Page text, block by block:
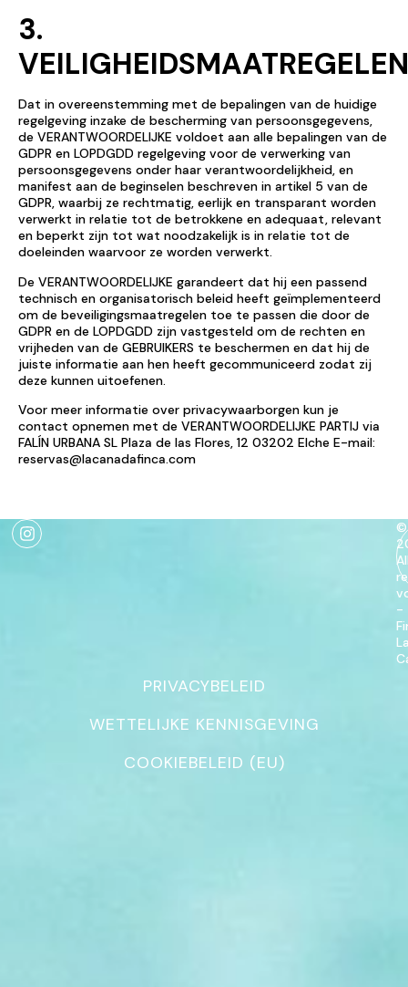
3.
VEILIGHEIDSMAATREGELEN
Dat in overeenstemming met de bepalingen van de huidige
regelgeving inzake de bescherming van persoonsgegevens,
de VERANTWOORDELIJKE voldoet aan alle bepalingen van de
GDPR en LOPDGDD regelgeving voor de verwerking van
persoonsgegevens onder haar verantwoordelijkheid, en
manifest aan de beginselen beschreven in artikel 5 van de
GDPR, waarbij ze rechtmatig, eerlijk en transparant worden
verwerkt in relatie tot de betrokkene en adequaat, relevant
en beperkt zijn tot wat noodzakelijk is in relatie tot de
doeleinden waarvoor ze worden verwerkt.
De VERANTWOORDELIJKE garandeert dat hij een passend
technisch en organisatorisch beleid heeft geïmplementeerd
om de beveiligingsmaatregelen toe te passen die door de
GDPR en de LOPDGDD zijn vastgesteld om de rechten en
vrijheden van de GEBRUIKERS te beschermen en dat hij de
juiste informatie aan hen heeft gecommuniceerd zodat zij
deze kunnen uitoefenen.
Voor meer informatie over privacywaarborgen kun je
contact opnemen met de VERANTWOORDELIJKE PARTIJ via
FALÍN URBANA SL Plaza de las Flores, 12 03202 Elche E-mail:
reservas@lacanadafinca.com
©
-
PRIVACYBELEID
WETTELIJKE KENNISGEVING
COOKIEBELEID (EU)